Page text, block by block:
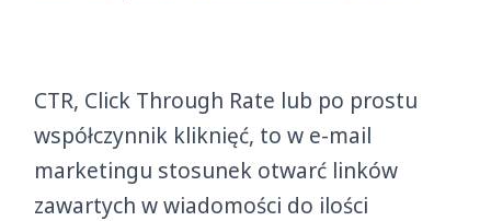
CTR, Click Through Rate lub po prostu
współczynnik kliknięć, to w e-mail
marketingu stosunek otwarć linków
zawartych w wiadomości do ilości